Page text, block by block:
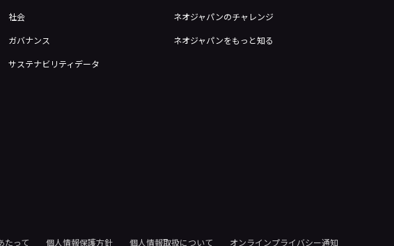
社会
ガバナンス
サステナビリティデータ
ネオジャパンのチャレンジ
ネオジャパンをもっと知る
たって 個人情報保護方針 個人情報取扱について オンラインプライバシー通知